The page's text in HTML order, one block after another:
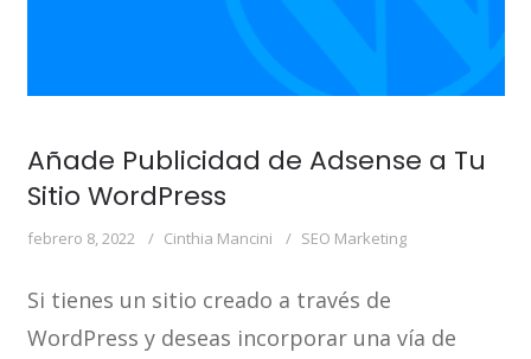
Añade Publicidad de Adsense a Tu
Sitio WordPress
febrero 8, 2022 Cinthia Mancini SEO Marketing
Si tienes un sitio creado a través de
WordPress y deseas incorporar una vía de